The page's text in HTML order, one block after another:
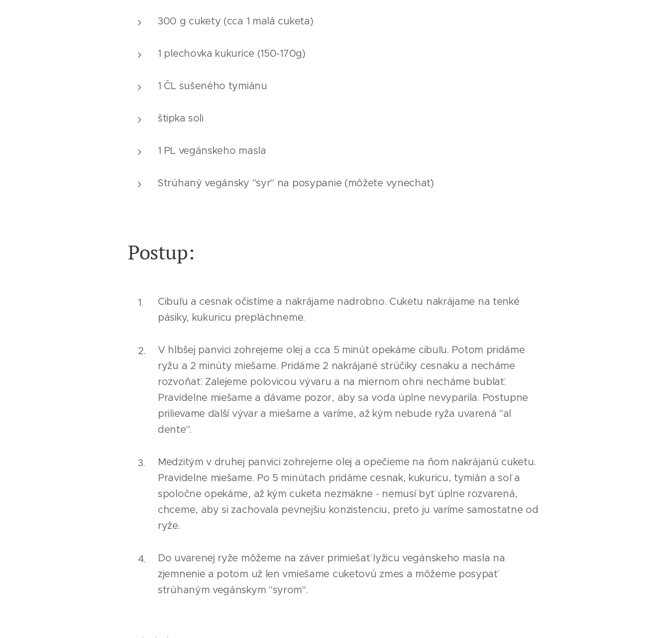
300 g cukety (cca 1 malá cuketa)
1 plechovka kukurice (150-170g)
1 ČL sušeného tymiánu
štipka soli
1 PL vegánskeho masla
Strúhaný vegánsky "syr" na posypanie (môžete vynechať)
Postup:
Cibuľu a cesnak očistíme a nakrájame nadrobno. Cuketu nakrájame na tenké
pásiky, kukuricu prepláchneme.
V hlbšej panvici zohrejeme olej a cca 5 minút opekáme cibuľu. Potom pridáme
ryžu a 2 minúty miešame. Pridáme 2 nakrájané strúčiky cesnaku a necháme
rozvoňať. Zalejeme polovicou vývaru a na miernom ohni necháme bublať.
Pravidelne miešame a dávame pozor, aby sa voda úplne nevyparila. Postupne
prilievame ďalší vývar a miešame a varíme, až kým nebude ryža uvarená "al
dente".
Medzitým v druhej panvici zohrejeme olej a opečieme na ňom nakrájanú cuketu.
Pravidelne miešame. Po 5 minútach pridáme cesnak, kukuricu, tymián a soľ a
spoločne opekáme, až kým cuketa nezmäkne - nemusí byť úplne rozvarená,
chceme, aby si zachovala pevnejšiu konzistenciu, preto ju varíme samostatne od
ryže.
Do uvarenej ryže môžeme na záver primiešať lyžicu vegánskeho masla na
zjemnenie a potom už len vmiešame cuketovú zmes a môžeme posypať
strúhaným vegánskym "syrom".